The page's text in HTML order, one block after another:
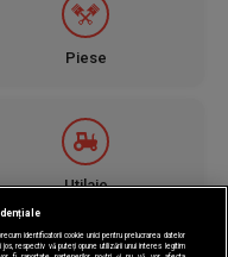
Piese
Utilaje
identificatorii cookie unici pentru prelucrarea datelor
respectiv vă puteți opune utilizării unui interes legitim